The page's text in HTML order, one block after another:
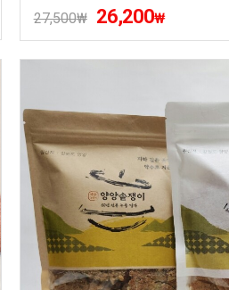
27,500₩ 26,200₩